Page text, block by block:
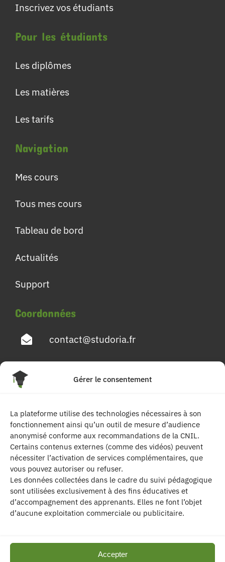
Gérer le consentement
La plateforme utilise des technologies nécessaires à son
fonctionnement ainsi qu’un outil de mesure d’audience
anonymisé conforme aux recommandations de la CNIL.
Certains contenus externes (comme des vidéos) peuvent
nécessiter l’activation de services complémentaires, que
vous pouvez autoriser ou refuser.
Les données collectées dans le cadre du suivi pédagogique
sont utilisées exclusivement à des fins éducatives et
d’accompagnement des apprenants. Elles ne font l’objet
d’aucune exploitation commerciale ou publicitaire.
Accepter
Inscrivez vos étudiants
Pour les étudiants
Les diplômes
Les matières
Les tarifs
Navigation
Mes cours
Tous mes cours
Tableau de bord
Actualités
Support
Coordonnées
contact@studoria.fr
4 Rue Georges Pompidou
Suivez-nous
| Les contenus publiés sur ce site sont